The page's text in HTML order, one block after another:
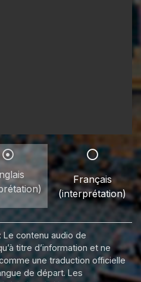
Français
(interprétation)
contenu audio de
titre d’information et ne
une traduction officielle
de départ. Les